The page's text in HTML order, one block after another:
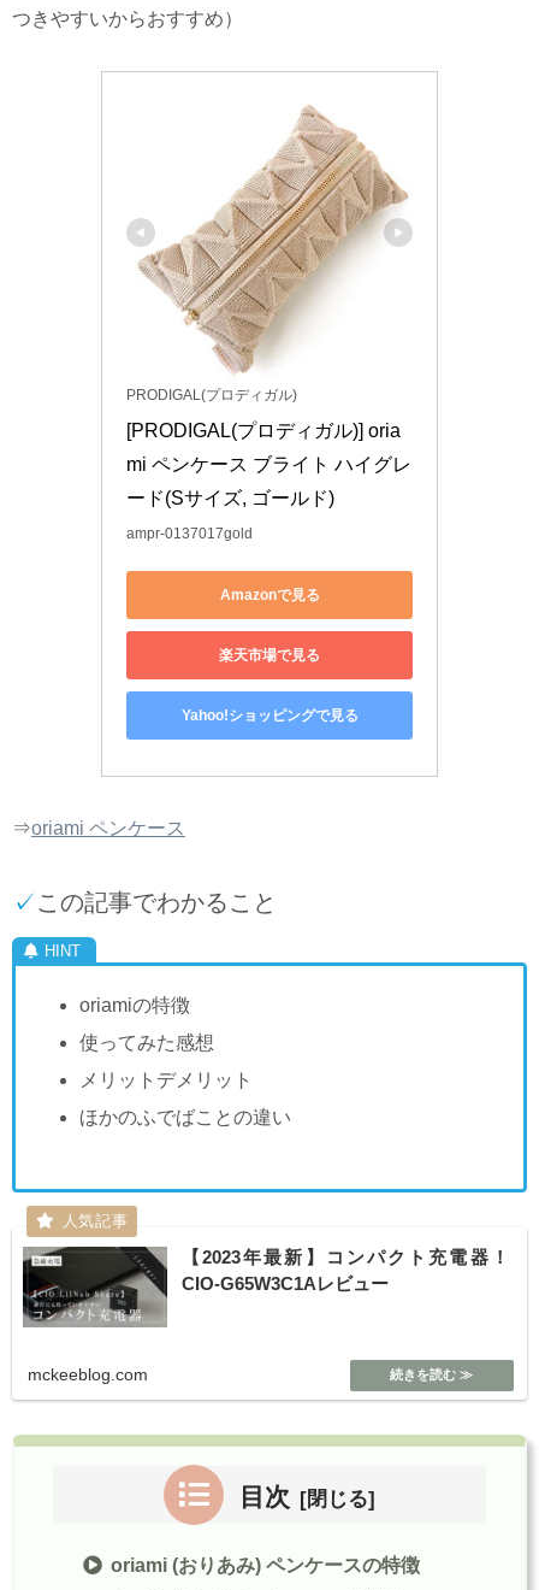
つきやすいからおすすめ）
PRODIGAL(プロディガル)
[PRODIGAL(プロディガル)] oria
mi ペンケース ブライト ハイグレ
ード(Sサイズ, ゴールド)
ampr-0137017gold
Amazonで見る
楽天市場で見る
Yahoo!ショッピングで見る
⇒oriami ペンケース
✓この記事でわかること
oriamiの特徴
使ってみた感想
メリットデメリット
ほかのふでばことの違い
【2023年最新】コンパクト充電器！
CIO-G65W3C1Aレビュー
mckeeblog.com
目次
oriami (おりあみ) ペンケースの特徴